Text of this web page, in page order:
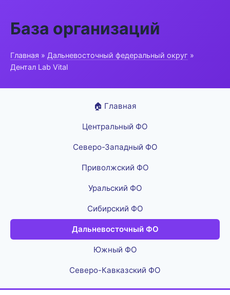
База организаций
Главная » Дальневосточный федеральный округ »
Дентал Lab Vital
🏠 Главная
Центральный ФО
Северо-Западный ФО
Приволжский ФО
Уральский ФО
Сибирский ФО
Дальневосточный ФО
Южный ФО
Северо-Кавказский ФО